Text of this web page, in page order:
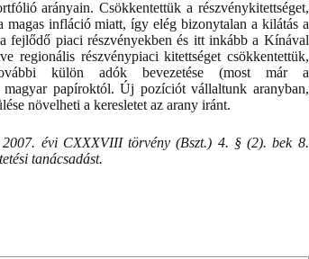
arányain. Csökkentettük a részvénykitettséget,
magas infláció miatt, így elég bizonytalan a kilátás a
fejlődő piaci részvényekben és itt inkább a Kínával
regionális részvénypiaci kitettséget csökkentettük,
külön adók bevezetése (most már a
magyar papíroktól. Új pozíciót vállaltunk aranyban,
növelheti a keresletet az arany iránt.
évi CXXXVIII törvény (Bszt.) 4. § (2). bek 8.
tanácsadást.